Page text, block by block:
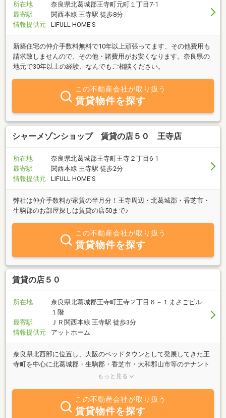
所在地
奈良県北葛城郡王寺町元町１丁目7-1
最寄駅
関西本線 王寺駅 徒歩8分
情報提供元
LIFULL HOME'S
新築住宅の仲介手数料無料で10年以上頑張ってます、その他費用も
請求致しませんので、その他・諸費用がお安くなります。奈良県の
地元で30年以上の経験、なんでもご相談ください。
この不動産会社が取り扱う
賃貸物件を探す
シャーメゾンショップ 賃貸の店５０ 王寺店
所在地
奈良県北葛城郡王寺町王寺２丁目6-1
最寄駅
関西本線 王寺駅 徒歩2分
情報提供元
LIFULL HOME'S
弊社は仲介手数料が家賃の半月分！王寺周辺・北葛城郡・香芝市・
生駒郡のお部屋探しは賃貸の店50まで♪
この不動産会社が取り扱う
賃貸物件を探す
賃貸の店５０
所在地
奈良県北葛城郡王寺町王寺２丁目６－１まさごビル
１階
最寄駅
ＪＲ関西本線 王寺駅 徒歩3分
情報提供元
アットホーム
奈良県北西部に位置し、大阪のベッドタウンとして発展してきた王
寺町を中心に北葛城郡・生駒郡・香芝市・大和郡山市等のテナント
物件を多数取り揃えております。賃貸の店50ではお客様のニーズに
ぞ、賃貸の店50へお気軽にお問合せ・ご来店下さい。
もっと見る
この不動産会社が取り扱う
賃貸物件を探す